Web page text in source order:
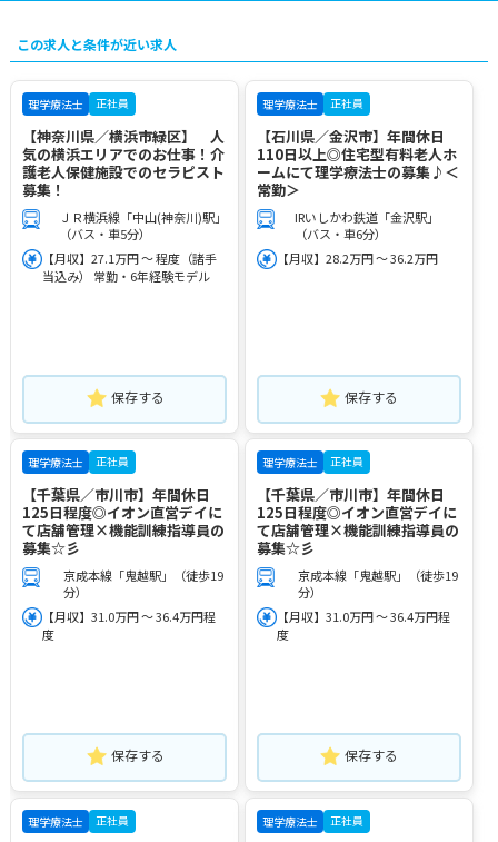
この求人と条件が近い求人
理学療法士 正社員
【神奈川県／横浜市緑区】 人
気の横浜エリアでのお仕事！介
護老人保健施設でのセラピスト
募集！
ＪＲ横浜線「中山(神奈川)駅」
（バス・車5分）
【月収】27.1万円 ～ 程度（諸手
当込み） 常勤・6年経験モデル
保存する
理学療法士 正社員
【石川県／金沢市】年間休日
110日以上◎住宅型有料老人ホ
ームにて理学療法士の募集♪＜
常勤＞
IRいしかわ鉄道「金沢駅」
（バス・車6分）
【月収】28.2万円 ～ 36.2万円
保存する
理学療法士 正社員
【千葉県／市川市】年間休日
125日程度◎イオン直営デイに
て店舗管理×機能訓練指導員の
募集☆彡
京成本線「鬼越駅」（徒歩19
分）
【月収】31.0万円 ～ 36.4万円程
度
保存する
理学療法士 正社員
【千葉県／市川市】年間休日
125日程度◎イオン直営デイに
て店舗管理×機能訓練指導員の
募集☆彡
京成本線「鬼越駅」（徒歩19
分）
【月収】31.0万円 ～ 36.4万円程
度
保存する
理学療法士 正社員 理学療法士 正社員